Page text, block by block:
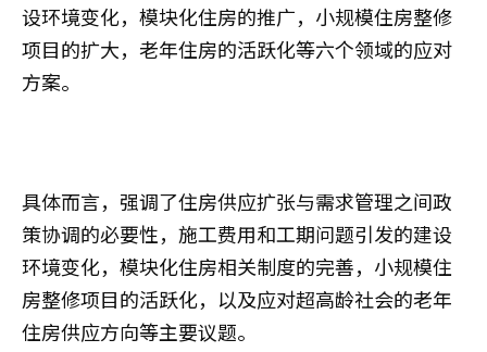
设环境变化，模块化住房的推广，小规模住房整修
项目的扩大，老年住房的活跃化等六个领域的应对
方案。
具体而言，强调了住房供应扩张与需求管理之间政
策协调的必要性，施工费用和工期问题引发的建设
环境变化，模块化住房相关制度的完善，小规模住
房整修项目的活跃化，以及应对超高龄社会的老年
住房供应方向等主要议题。